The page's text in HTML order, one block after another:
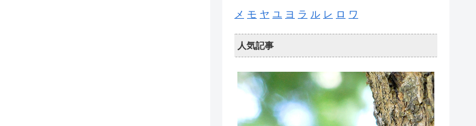
メ モ ヤ ユ ヨ ラ ル レ ロ ワ
人気記事